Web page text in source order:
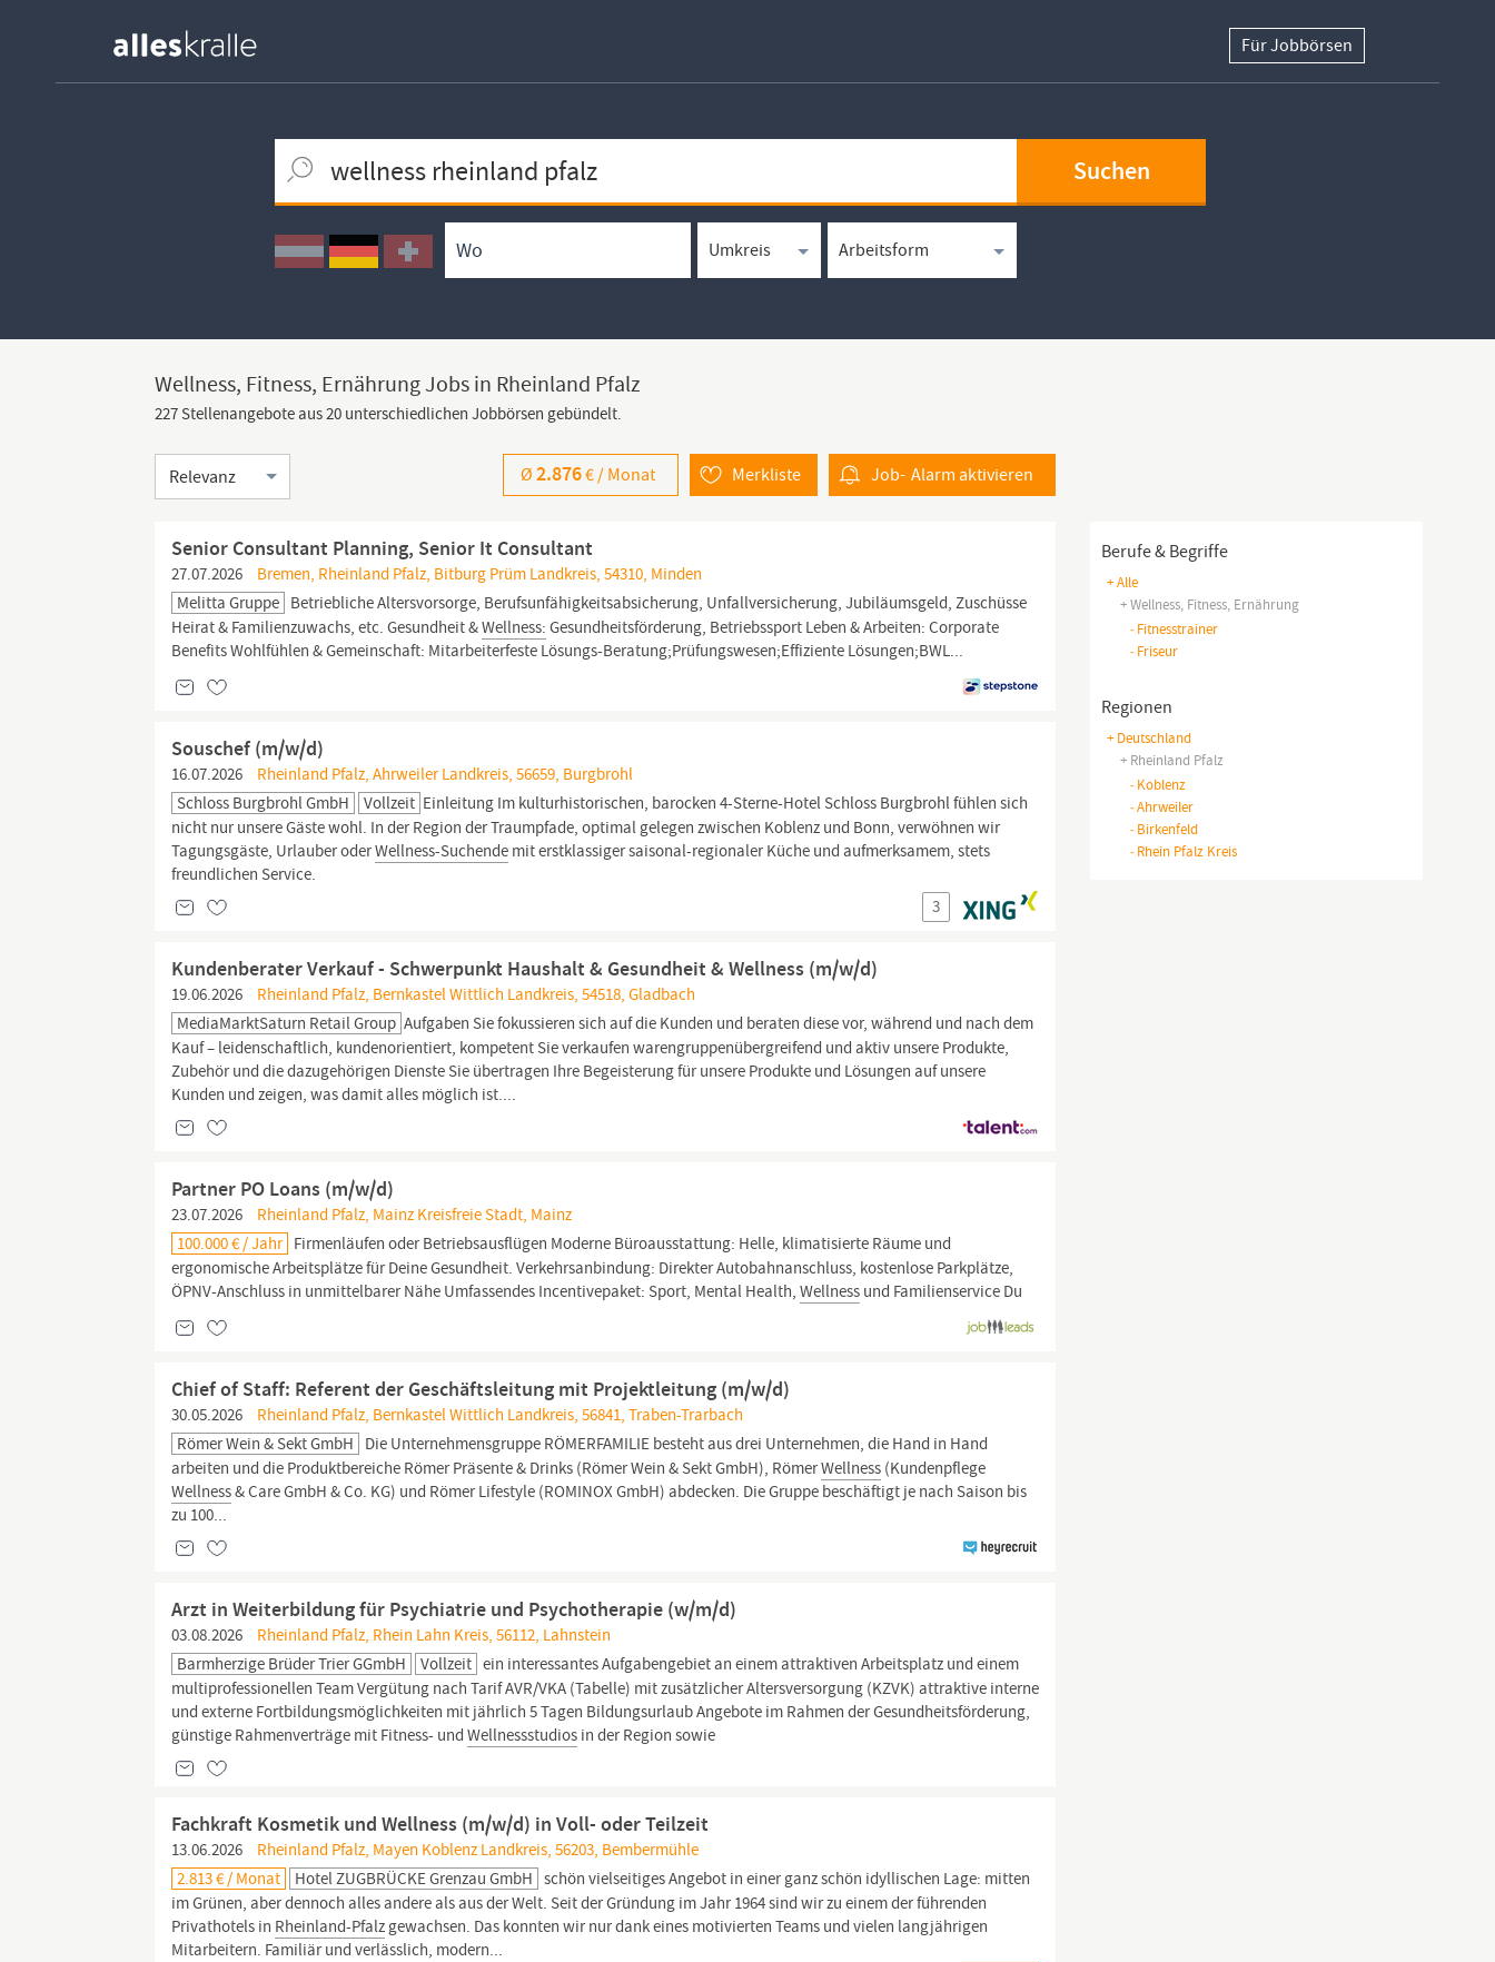
Für Jobbörsen
Ortssuche
Umkreissuche
Arbeitsform
Berufe & Begriffe
+ Alle
+ Wellness, Fitness, Ernährung
-Fitnesstrainer
-Friseur
Regionen
+ Deutschland
+ Rheinland Pfalz
-Koblenz
-Ahrweiler
-Birkenfeld
-Rhein Pfalz Kreis
Wellness, Fitness, Ernährung Jobs in Rheinland Pfalz
227 Stellenangebote aus 20 unterschiedlichen Jobbörsen gebündelt.
Sortierung Job- Alarmaktivieren
Merkliste
Ø2.876€ / Monat
Senior Consultant Planning, Senior It Consultant
27.07.2026
Bremen, Rheinland Pfalz, Bitburg Prüm Landkreis, 54310, Minden
Melitta Gruppe Betriebliche Altersvorsorge, Berufsunfähigkeitsabsicherung, Unfallversicherung, Jubiläumsgeld, Zuschüsse
Heirat & Familienzuwachs, etc. Gesundheit &Wellness: Gesundheitsförderung, Betriebssport Leben & Arbeiten: Corporate
Benefits Wohlfühlen & Gemeinschaft: Mitarbeiterfeste Lösungs-Beratung;Prüfungswesen;Effiziente Lösungen;BWL...
Souschef (m/w/d)
16.07.2026
Rheinland Pfalz, Ahrweiler Landkreis, 56659, Burgbrohl
Schloss Burgbrohl GmbH
Vollzeit Einleitung Im kulturhistorischen, barocken 4-Sterne-Hotel Schloss Burgbrohl fühlen sich
nicht nur unsere Gäste wohl. In der Region der Traumpfade, optimal gelegen zwischen Koblenz und Bonn, verwöhnen wir
Tagungsgäste, Urlauber oderWellness-Suchende mit erstklassiger saisonal-regionaler Küche und aufmerksamem, stets
freundlichen Service.
3
Kundenberater Verkauf - Schwerpunkt Haushalt & Gesundheit & Wellness (m/w/d)
19.06.2026
Rheinland Pfalz, Bernkastel Wittlich Landkreis, 54518, Gladbach
MediaMarktSaturn Retail Group Aufgaben Sie fokussieren sich auf die Kunden und beraten diese vor, während und nach dem
Kauf – leidenschaftlich, kundenorientiert, kompetent Sie verkaufen warengruppenübergreifend und aktiv unsere Produkte,
Zubehör und die dazugehörigen Dienste Sie übertragen Ihre Begeisterung für unsere Produkte und Lösungen auf unsere
Kunden und zeigen, was damit alles möglich ist....
Partner PO Loans (m/w/d)
23.07.2026
Rheinland Pfalz, Mainz Kreisfreie Stadt, Mainz
100.000 € / Jahr Firmenläufen oder Betriebsausflügen Moderne Büroausstattung: Helle, klimatisierte Räume und
ergonomische Arbeitsplätze für Deine Gesundheit. Verkehrsanbindung: Direkter Autobahnanschluss, kostenlose Parkplätze,
ÖPNV-Anschluss in unmittelbarer Nähe Umfassendes Incentivepaket: Sport, Mental Health,Wellness und Familienservice Du
Chief of Staff: Referent der Geschäftsleitung mit Projektleitung (m/w/d)
30.05.2026
Rheinland Pfalz, Bernkastel Wittlich Landkreis, 56841, Traben-Trarbach
Römer Wein & Sekt GmbH Die Unternehmensgruppe RÖMERFAMILIE besteht aus drei Unternehmen, die Hand in Hand
arbeiten und die Produktbereiche Römer Präsente & Drinks (Römer Wein & Sekt GmbH), RömerWellness (Kundenpflege
Wellness& Care GmbH & Co. KG) und Römer Lifestyle (ROMINOX GmbH) abdecken. Die Gruppe beschäftigt je nach Saison bis
zu 100...
Arzt in Weiterbildung für Psychiatrie und Psychotherapie (w/m/d)
03.08.2026
Rheinland Pfalz, Rhein Lahn Kreis, 56112, Lahnstein
Barmherzige Brüder Trier GGmbH
Vollzeit ein interessantes Aufgabengebiet an einem attraktiven Arbeitsplatz und einem
multiprofessionellen Team Vergütung nach Tarif AVR/VKA (Tabelle) mit zusätzlicher Altersversorgung (KZVK) attraktive interne
und externe Fortbildungsmöglichkeiten mit jährlich 5 Tagen Bildungsurlaub Angebote im Rahmen der Gesundheitsförderung,
günstige Rahmenverträge mit Fitness- undWellnessstudios in der Region sowie
Fachkraft Kosmetik und Wellness (m/w/d) in Voll- oder Teilzeit
13.06.2026
Rheinland Pfalz, Mayen Koblenz Landkreis, 56203, Bembermühle
2.813 € / Monat
Hotel ZUGBRÜCKE Grenzau GmbH schön vielseitiges Angebot in einer ganz schön idyllischen Lage: mitten
im Grünen, aber dennoch alles andere als aus der Welt. Seit der Gründung im Jahr 1964 sind wir zu einem der führenden
Privathotels in Rheinland-Pfalzgewachsen. Das konnten wir nur dank eines motivierten Teams und vielen langjährigen
Mitarbeitern. Familiär und verlässlich, modern...